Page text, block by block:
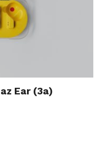
Ear (3a)